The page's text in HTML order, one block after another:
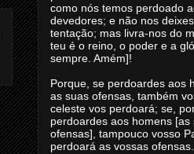
como nós temos perdoado
devedores; e não nos
tentação; mas livra-nos do
teu é o reino, o poder e a
sempre. Amém]!
Porque, se perdoardes aos
as suas ofensas, também
celeste vos perdoará; se,
perdoardes aos homens [as
ofensas], tampouco vosso
perdoará as vossas ofensas.